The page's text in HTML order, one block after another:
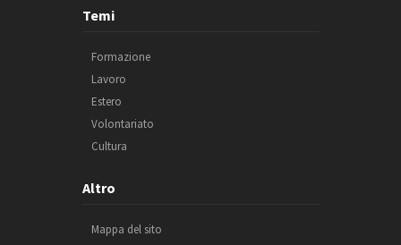
Temi
Formazione
Lavoro
Estero
Volontariato
Cultura
Altro
Mappa del sito